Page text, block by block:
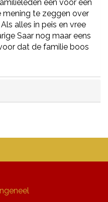
één voor één
mening te zeggen over
alles in peis en vree
Saar nog maar eens
dat de familie boos